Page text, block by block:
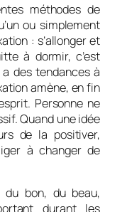
méthodes de
ou simplement
: s’allonger et
à dormir, c’est
des tendances à
amène, en fin
Personne ne
Quand une idée
de la positiver,
à changer de
bon, du beau,
durant les